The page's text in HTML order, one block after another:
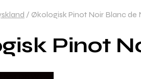
/ Økologisk Pinot Noir Blanc de
Pinot